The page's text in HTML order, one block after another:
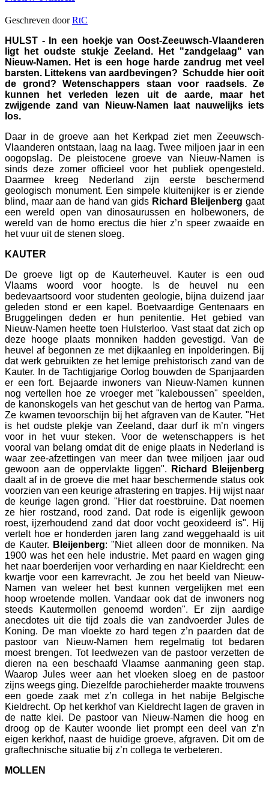
Geschreven doorRtC
HULST - In een hoekje van Oost-Zeeuwsch-Vlaanderen
ligt het oudste stukje Zeeland. Het "zandgelaag" van
Nieuw-Namen. Het is een hoge harde zandrug met veel
barsten. Littekens van aardbevingen? Schudde hier ooit
de grond? Wetenschappers staan voor raadsels. Ze
kunnen het verleden lezen uit de aarde, maar het
zwijgende zand van Nieuw-Namen laat nauwelijks iets
los.
Daar in de groeve aan het Kerkpad ziet men Zeeuwsch-
Vlaanderen ontstaan, laag na laag. Twee miljoen jaar in een
oogopslag. De pleistocene groeve van Nieuw-Namen is
sinds deze zomer officieel voor het publiek opengesteld.
Daarmee kreeg Nederland zijn eerste beschermend
geologisch monument. Een simpele kluitenijker is er ziende
blind, maar aan de hand van gids Richard Bleijenberg gaat
een wereld open van dinosaurussen en holbewoners, de
wereld van de homo erectus die hier z’n speer zwaaide en
het vuur uit de stenen sloeg.
KAUTER
De groeve ligt op de Kauterheuvel. Kauter is een oud
Vlaams woord voor hoogte. Is de heuvel nu een
bedevaartsoord voor studenten geologie, bijna duizend jaar
geleden stond er een kapel. Boetvaardige Gentenaars en
Bruggelingen deden er hun penitentie. Het gebied van
Nieuw-Namen heette toen Hulsterloo. Vast staat dat zich op
deze hooge plaats monniken hadden gevestigd. Van de
heuvel af begonnen ze met dijkaanleg en inpolderingen. Bij
dat werk gebruikten ze het lemige prehistorisch zand van de
Kauter. In de Tachtigjarige Oorlog bouwden de Spanjaarden
er een fort. Bejaarde inwoners van Nieuw-Namen kunnen
nog vertellen hoe ze vroeger met "kaleboussen" speelden,
de kanonskogels van het geschut van de hertog van Parma.
Ze kwamen tevoorschijn bij het afgraven van de Kauter. "Het
is het oudste plekje van Zeeland, daar durf ik m’n vingers
voor in het vuur steken. Voor de wetenschappers is het
vooral van belang omdat dit de enige plaats in Nederland is
waar zee-afzettingen van meer dan twee miljoen jaar oud
gewoon aan de oppervlakte liggen".
Richard Bleijenberg
daalt af in de groeve die met haar beschermende status ook
voorzien van een keurige afrastering en trapjes. Hij wijst naar
de keurige lagen grond. "Hier dat roestbruine. Dat noemen
ze hier rostzand, rood zand. Dat rode is eigenlijk gewoon
roest, ijzerhoudend zand dat door vocht geoxideerd is". Hij
vertelt hoe er honderden jaren lang zand weggehaald is uit
de Kauter. Bleijenberg: "Niet alleen door de monniken. Na
1900 was het een hele industrie. Met paard en wagen ging
het naar boerderijen voor verharding en naar Kieldrecht: een
kwartje voor een karrevracht. Je zou het beeld van Nieuw-
Namen van weleer het best kunnen vergelijken met een
hoop wroetende mollen. Vandaar ook dat de inwoners nog
steeds Kautermollen genoemd worden". Er zijn aardige
anecdotes uit die tijd zoals die van zandvoerder Jules de
Koning. De man vloekte zo hard tegen z’n paarden dat de
pastoor van Nieuw-Namen hem regelmatig tot bedaren
moest brengen. Tot leedwezen van de pastoor verzetten de
dieren na een beschaafd Vlaamse aanmaning geen stap.
Waarop Jules weer aan het vloeken sloeg en de pastoor
zijns weegs ging. Diezelfde parochieherder maakte trouwens
een goede zaak met z’n collega in het nabije Belgische
Kieldrecht. Op het kerkhof van Kieldrecht lagen de graven in
de natte klei. De pastoor van Nieuw-Namen die hoog en
droog op de Kauter woonde liet prompt een deel van z’n
eigen kerkhof, naast de huidige groeve, afgraven. Dit om de
graftechnische situatie bij z’n collega te verbeteren.
MOLLEN